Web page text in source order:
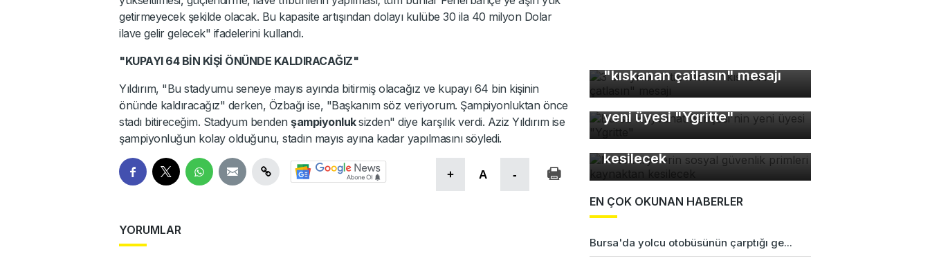
getirmeyecek şekilde olacak. Bu kapasite artışından dolayı kulübe 30 ila 40 milyon Dolar
ilave gelir gelecek" ifadelerini kullandı.
"KUPAYI 64 BİN KİŞİ ÖNÜNDE KALDIRACAĞIZ"
Yıldırım, "Bu stadyumu seneye mayıs ayında bitirmiş olacağız ve kupayı 64 bin kişinin
önünde kaldıracağız" derken, Özbağı ise, "Başkanım söz veriyorum. Şampiyonluktan önce
stadı bitireceğim. Stadyum benden şampiyonluksizden" diye karşılık verdi. Aziz Yıldırım ise
şampiyonluğun kolay olduğunu, stadın mayıs ayına kadar yapılmasını söyledi.
+ A -
YORUMLAR
"kıskanan çatlasın" mesajı
Bursa Hayvanat Bahçesi'nin
yeni üyesi "Ygritte"
Motokuryelerin sosyal
güvenlik primleri kaynaktan
kesilecek
EN ÇOK OKUNAN HABERLER
Bursa'da yolcu otobüsünün çarptığı ge...